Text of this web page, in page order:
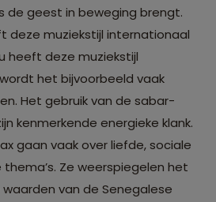
de geest in beweging brengt.
deze muziekstijl internationaal
heeft deze muziekstijl
het bijvoorbeeld vaak
Het gebruik van de sabar-
kenmerkende energieke klank.
gaan vaak over liefde, sociale
Ze weerspiegelen het
van de Senegalese